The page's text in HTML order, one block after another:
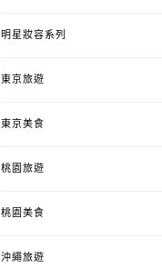
明星妝容系列
東京旅遊
東京美食
桃園旅遊
桃園美食
沖繩旅遊